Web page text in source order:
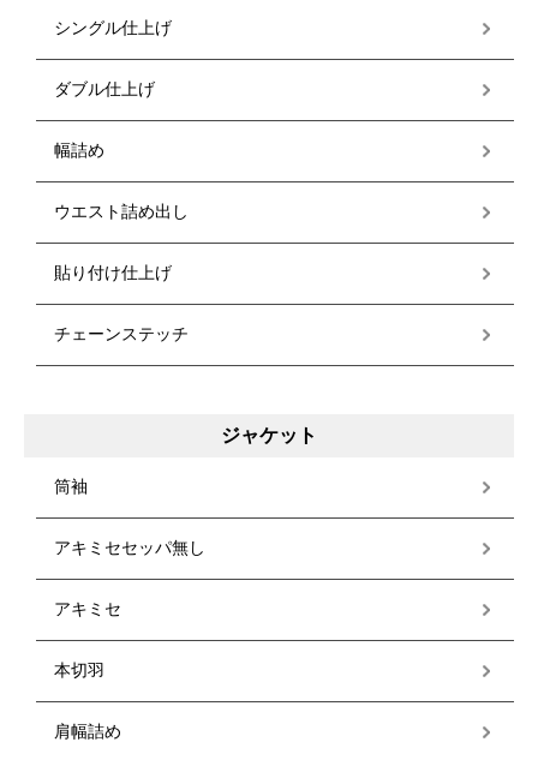
シングル仕上げ
ダブル仕上げ
幅詰め
ウエスト詰め出し
貼り付け仕上げ
チェーンステッチ
ジャケット
筒袖
アキミセセッパ無し
アキミセ
本切羽
肩幅詰め